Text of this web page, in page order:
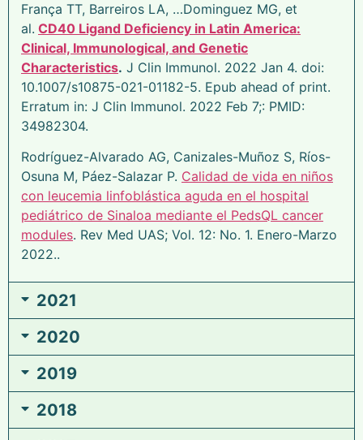
França TT, Barreiros LA, …Dominguez MG, et
al. CD40 Ligand Deficiency in Latin America:
Clinical, Immunological, and Genetic
Characteristics. J Clin Immunol. 2022 Jan 4. doi:
10.1007/s10875-021-01182-5. Epub ahead of print.
Erratum in: J Clin Immunol. 2022 Feb 7;: PMID:
34982304.
Rodríguez-Alvarado AG, Canizales-Muñoz S, Ríos-
Osuna M, Páez-Salazar P. Calidad de vida en niños
con leucemia linfoblástica aguda en el hospital
pediátrico de Sinaloa mediante el PedsQL cancer
modules. Rev Med UAS; Vol. 12: No. 1. Enero-Marzo
2022..
2021
2020
2019
2018